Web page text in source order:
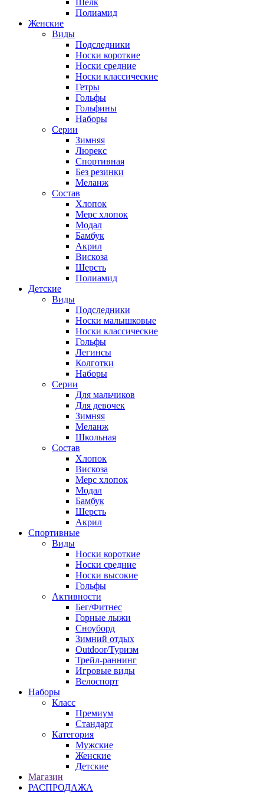
Полиамид
Женские
Виды
Подследники
Носки короткие
Носки средние
Носки классические
Гетры
Гольфы
Гольфины
Наборы
Серии
Зимняя
Люрекс
Спортивная
Без резинки
Меланж
Состав
Хлопок
Мерс хлопок
Модал
Бамбук
Акрил
Вискоза
Шерсть
Полиамид
Детские
Виды
Подследники
Носки малышковые
Носки классические
Гольфы
Легинсы
Колготки
Наборы
Серии
Для мальчиков
Для девочек
Зимняя
Меланж
Школьная
Состав
Хлопок
Вискоза
Мерс хлопок
Модал
Бамбук
Шерсть
Акрил
Спортивные
Виды
Носки короткие
Носки средние
Носки высокие
Гольфы
Активности
Бег/Фитнес
Горные лыжи
Сноуборд
Зимний отдых
Outdoor/Туризм
Трейл-раннинг
Игровые виды
Велоспорт
Наборы
Класс
Премиум
Стандарт
Категория
Мужские
Женские
Детские
Магазин
РАСПРОДАЖА